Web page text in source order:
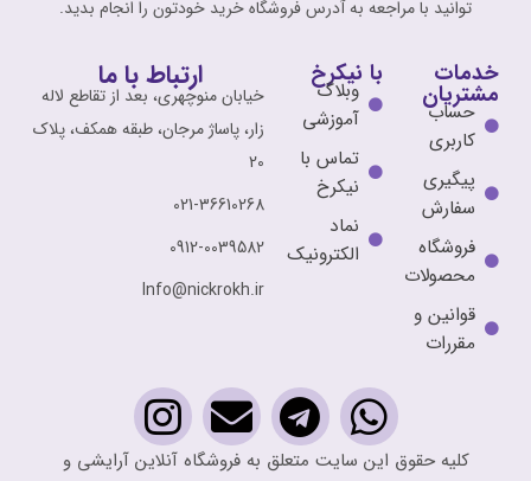
توانید با مراجعه به آدرس فروشگاه خرید خودتون را انجام بدید.
خدمات
مشتریان
حساب
کاربری
پیگیری
سفارش
فروشگاه
محصولات
قوانین و
مقررات
با نیکرخ
وبلاگ
آموزشی
تماس با
نیکرخ
نماد
الکترونیک
ارتباط با ما
خیابان منوچهری، بعد از تقاطع لاله
زار، پاساژ مرجان، طبقه همکف، پلاک
20
021-36610268
0912-0039582
Info@nickrokh.ir
کلیه حقوق این سایت متعلق به فروشگاه آنلاین آرایشی و